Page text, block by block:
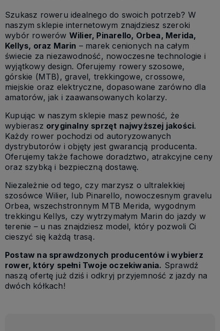
Szukasz roweru idealnego do swoich potrzeb? W
naszym sklepie internetowym znajdziesz szeroki
wybór rowerów Wilier, Pinarello, Orbea, Merida,
Kellys, oraz Marin – marek cenionych na całym
świecie za niezawodność, nowoczesne technologie i
wyjątkowy design. Oferujemy rowery szosowe,
górskie (MTB), gravel, trekkingowe, crossowe,
miejskie oraz elektryczne, dopasowane zarówno dla
amatorów, jak i zaawansowanych kolarzy.
Kupując w naszym sklepie masz pewność, że
wybierasz oryginalny sprzęt najwyższej jakości.
Każdy rower pochodzi od autoryzowanych
dystrybutorów i objęty jest gwarancją producenta.
Oferujemy także fachowe doradztwo, atrakcyjne ceny
oraz szybką i bezpieczną dostawę.
Niezależnie od tego, czy marzysz o ultralekkiej
szosówce Wilier, lub Pinarello, nowoczesnym gravelu
Orbea, wszechstronnym MTB Merida, wygodnym
trekkingu Kellys, czy wytrzymałym Marin do jazdy w
terenie – u nas znajdziesz model, który pozwoli Ci
cieszyć się każdą trasą.
Postaw na sprawdzonych producentów i wybierz
rower, który spełni Twoje oczekiwania. Sprawdź
naszą ofertę już dziś i odkryj przyjemność z jazdy na
dwóch kółkach!